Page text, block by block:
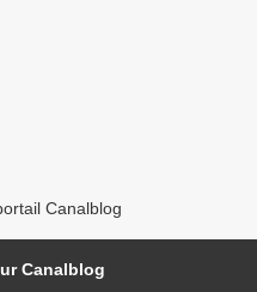
Canalblog
Canalblog